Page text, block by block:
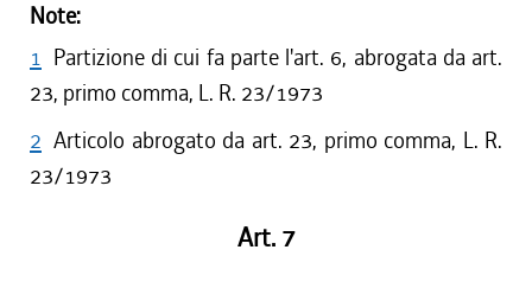
Note:
1 Partizione di cui fa parte l'art. 6, abrogata da art.
23, primo comma, L. R. 23/1973
2 Articolo abrogato da art. 23, primo comma, L. R.
23/1973
Art. 7